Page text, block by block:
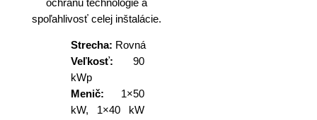
ochranu technológie a
spoľahlivosť celej inštalácie.
Strecha: Rovná
Veľkosť: 90
kWp
Menič: 1×50
kW, 1×40 kW